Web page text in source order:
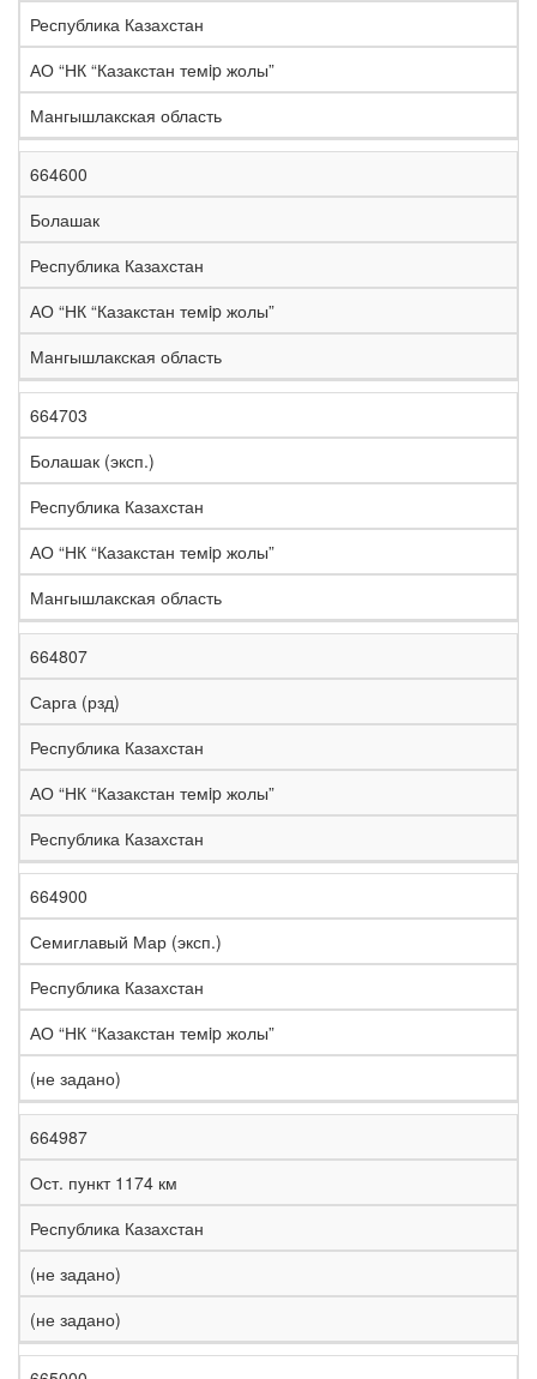
Республика Казахстан
АО “НК “Казакстан темip жолы”
Мангышлакская область
664600
Болашак
Республика Казахстан
АО “НК “Казакстан темip жолы”
Мангышлакская область
664703
Болашак (эксп.)
Республика Казахстан
АО “НК “Казакстан темip жолы”
Мангышлакская область
664807
Сарга (рзд)
Республика Казахстан
АО “НК “Казакстан темip жолы”
Республика Казахстан
664900
Семиглавый Мар (эксп.)
Республика Казахстан
АО “НК “Казакстан темip жолы”
(не задано)
664987
Ост. пункт 1174 км
Республика Казахстан
(не задано)
(не задано)